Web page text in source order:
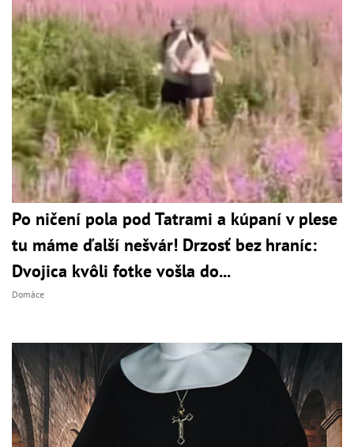
Po ničení pola pod Tatrami a kúpaní v plese
tu máme ďalší nešvár! Drzosť bez hraníc:
Dvojica kvôli fotke vošla do...
Domáce